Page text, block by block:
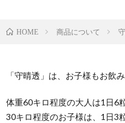
HOME 商品について
「守晴透」は、お子様もお飲
体重60キロ程度の大人は1日6
30キロ程度のお子様は、1日3